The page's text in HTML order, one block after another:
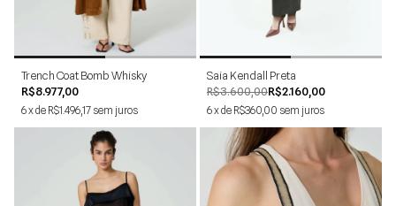
Trench Coat Bomb Whisky
R$8.977,00
6xde R$1.496,17 sem juros
Saia Kendall Preta
R$2.160,00
R$3.600,00
6xde R$360,00 sem juros
38 40